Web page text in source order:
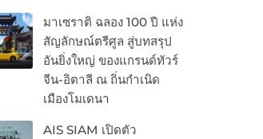
มาเซราติ ฉลอง 100 ปี แห่ง
สัญลักษณ์ตรีศูล สู่บทสรุป
อันยิ่งใหญ่ ของแกรนด์ทัวร์
จีน-อิตาลี ณ ถิ่นกำเนิด
เมืองโมเดนา
AIS SIAM เปิดตัว